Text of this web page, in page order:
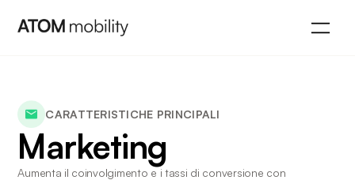
CARATTERISTICHE PRINCIPALI
Marketing
Aumenta il coinvolgimento e i tassi di conversione con